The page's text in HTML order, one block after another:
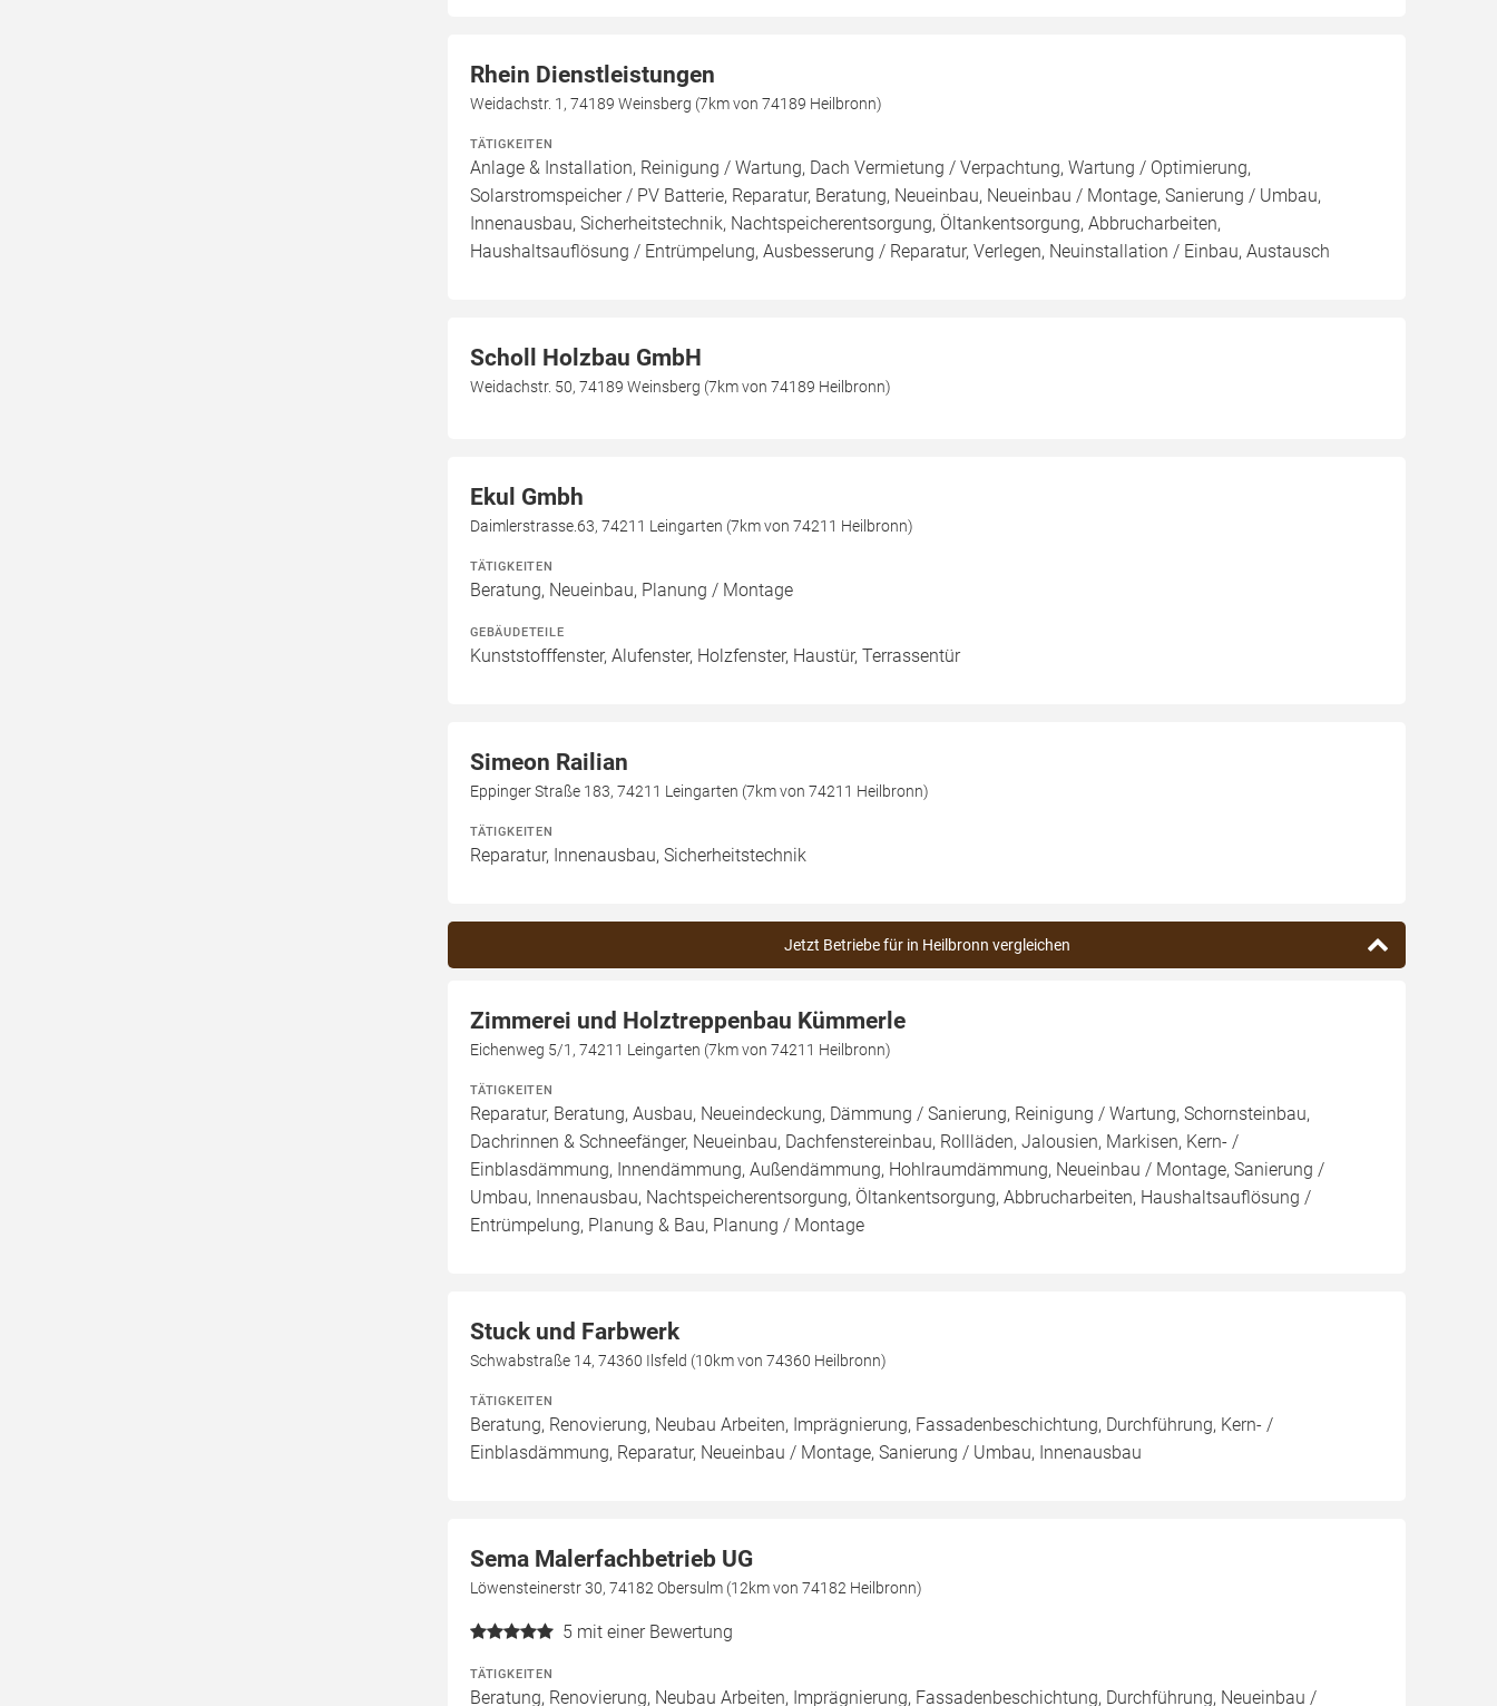
Rhein Dienstleistungen
Weidachstr. 1, 74189 Weinsberg (7km von 74189 Heilbronn)
TÄTIGKEITEN
Anlage & Installation, Reinigung / Wartung, Dach Vermietung / Verpachtung, Wartung / Optimierung,
Solarstromspeicher / PV Batterie, Reparatur, Beratung, Neueinbau, Neueinbau / Montage, Sanierung / Umbau,
Innenausbau, Sicherheitstechnik, Nachtspeicherentsorgung, Öltankentsorgung, Abbrucharbeiten,
Haushaltsauflösung / Entrümpelung, Ausbesserung / Reparatur, Verlegen, Neuinstallation / Einbau, Austausch
Scholl Holzbau GmbH
Weidachstr. 50, 74189 Weinsberg (7km von 74189 Heilbronn)
Ekul Gmbh
Daimlerstrasse.63, 74211 Leingarten (7km von 74211 Heilbronn)
TÄTIGKEITEN
Beratung, Neueinbau, Planung / Montage
GEBÄUDETEILE
Kunststofffenster, Alufenster, Holzfenster, Haustür, Terrassentür
Simeon Railian
Eppinger Straße 183, 74211 Leingarten (7km von 74211 Heilbronn)
TÄTIGKEITEN
Reparatur, Innenausbau, Sicherheitstechnik
Jetzt Betriebe für in Heilbronn vergleichen
Zimmerei und Holztreppenbau Kümmerle
Eichenweg 5/1, 74211 Leingarten (7km von 74211 Heilbronn)
TÄTIGKEITEN
Reparatur, Beratung, Ausbau, Neueindeckung, Dämmung / Sanierung, Reinigung / Wartung, Schornsteinbau,
Dachrinnen & Schneefänger, Neueinbau, Dachfenstereinbau, Rollläden, Jalousien, Markisen, Kern- /
Einblasdämmung, Innendämmung, Außendämmung, Hohlraumdämmung, Neueinbau / Montage, Sanierung /
Umbau, Innenausbau, Nachtspeicherentsorgung, Öltankentsorgung, Abbrucharbeiten, Haushaltsauflösung /
Entrümpelung, Planung & Bau, Planung / Montage
Stuck und Farbwerk
Schwabstraße 14, 74360 Ilsfeld (10km von 74360 Heilbronn)
TÄTIGKEITEN
Beratung, Renovierung, Neubau Arbeiten, Imprägnierung, Fassadenbeschichtung, Durchführung, Kern- /
Einblasdämmung, Reparatur, Neueinbau / Montage, Sanierung / Umbau, Innenausbau
Sema Malerfachbetrieb UG
Löwensteinerstr 30, 74182 Obersulm (12km von 74182 Heilbronn)
5 mit einer Bewertung
TÄTIGKEITEN
Beratung, Renovierung, Neubau Arbeiten, Imprägnierung, Fassadenbeschichtung, Durchführung, Neueinbau /